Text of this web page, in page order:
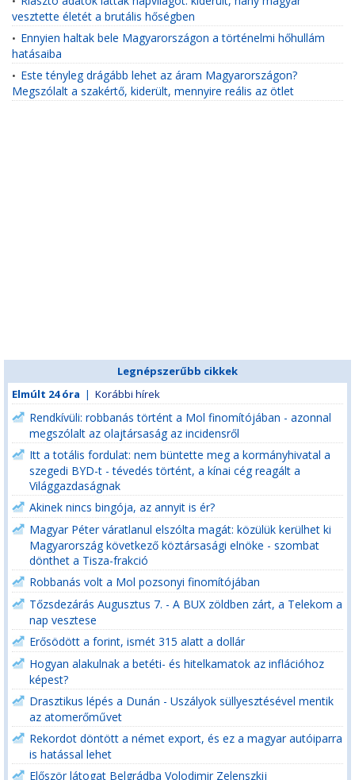
vesztette életét a brutális hőségben
• Ennyien haltak bele Magyarországon a történelmi hőhullám
hatásaiba
• Este tényleg drágább lehet az áram Magyarországon?
Megszólalt a szakértő, kiderült, mennyire reális az ötlet
Legnépszerűbb cikkek
Elmúlt 24 óra | Korábbi hírek
Rendkívüli: robbanás történt a Mol finomítójában - azonnal
megszólalt az olajtársaság az incidensről
Itt a totális fordulat: nem büntette meg a kormányhivatal a
szegedi BYD-t - tévedés történt, a kínai cég reagált a
Világgazdaságnak
Akinek nincs bingója, az annyit is ér?
Magyar Péter váratlanul elszólta magát: közülük kerülhet ki
Magyarország következő köztársasági elnöke - szombat
dönthet a Tisza-frakció
Robbanás volt a Mol pozsonyi finomítójában
Tőzsdezárás Augusztus 7. - A BUX zöldben zárt, a Telekom a
nap vesztese
Erősödött a forint, ismét 315 alatt a dollár
Hogyan alakulnak a betéti- és hitelkamatok az inflációhoz
képest?
Drasztikus lépés a Dunán - Uszályok süllyesztésével mentik
az atomerőművet
Rekordot döntött a német export, és ez a magyar autóiparra
is hatással lehet
Először látogat Belgrádba Volodimir Zelenszkij